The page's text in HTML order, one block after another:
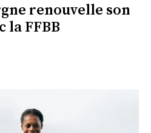
renouvelle son
la FFBB